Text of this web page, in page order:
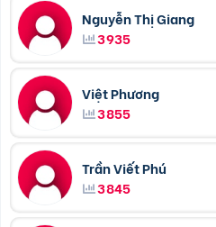
Nguyễn Thị Giang
3935
Việt Phương
3855
Trần Viết Phú
3845